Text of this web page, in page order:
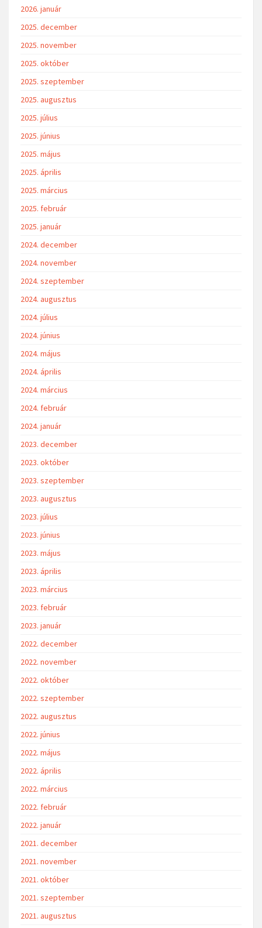
2026. január
2025. december
2025. november
2025. október
2025. szeptember
2025. augusztus
2025. július
2025. június
2025. május
2025. április
2025. március
2025. február
2025. január
2024. december
2024. november
2024. szeptember
2024. augusztus
2024. július
2024. június
2024. május
2024. április
2024. március
2024. február
2024. január
2023. december
2023. október
2023. szeptember
2023. augusztus
2023. július
2023. június
2023. május
2023. április
2023. március
2023. február
2023. január
2022. december
2022. november
2022. október
2022. szeptember
2022. augusztus
2022. június
2022. május
2022. április
2022. március
2022. február
2022. január
2021. december
2021. november
2021. október
2021. szeptember
2021. augusztus